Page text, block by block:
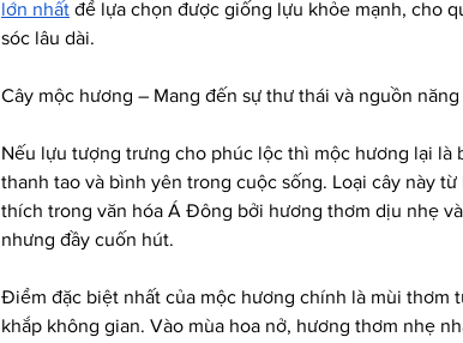
lớn nhất để lựa chọn được giống lựu khỏe mạnh, cho
sóc lâu dài.
Cây mộc hương – Mang đến sự thư thái và nguồn
Nếu lựu tượng trưng cho phúc lộc thì mộc hương lại là
thanh tao và bình yên trong cuộc sống. Loại cây này từ
thích trong văn hóa Á Đông bởi hương thơm dịu nhẹ
nhưng đầy cuốn hút.
Điểm đặc biệt nhất của mộc hương chính là mùi thơm
khắp không gian. Vào mùa hoa nở, hương thơm nhẹ